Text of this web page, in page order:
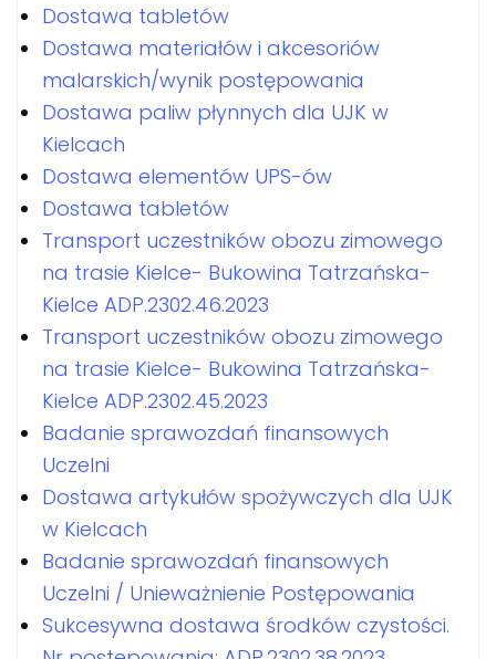
Dostawa tabletów
Dostawa materiałów i akcesoriów
malarskich/wynik postępowania
Dostawa paliw płynnych dla UJK w
Kielcach
Dostawa elementów UPS-ów
Dostawa tabletów
Transport uczestników obozu zimowego
na trasie Kielce- Bukowina Tatrzańska-
Kielce ADP.2302.46.2023
Transport uczestników obozu zimowego
na trasie Kielce- Bukowina Tatrzańska-
Kielce ADP.2302.45.2023
Badanie sprawozdań finansowych
Uczelni
Dostawa artykułów spożywczych dla UJK
w Kielcach
Badanie sprawozdań finansowych
Uczelni / Unieważnienie Postępowania
Sukcesywna dostawa środków czystości.